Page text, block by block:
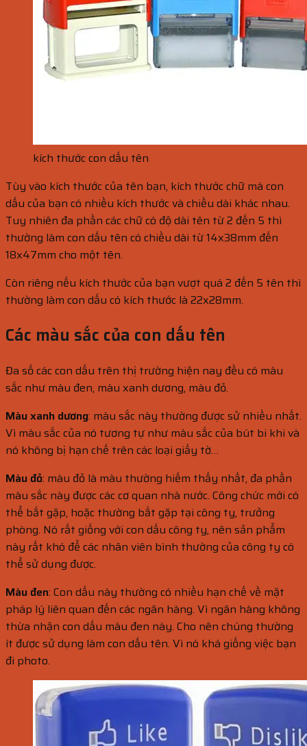
kích thước con dấu tên
Tùy vào kích thước của tên bạn, kích thước chữ mà con
dấu của bạn có nhiều kích thước và chiều dài khác nhau.
Tuy nhiên đa phần các chữ có độ dài tên từ 2 đến 5 thì
thường làm con dấu tên có chiều dài từ 14x38mm đến
18x47mm cho một tên.
Còn riêng nếu kích thước của bạn vượt quá 2 đến 5 tên thì
thường làm con dấu có kích thước là 22x28mm.
Các màu sắc của con dấu tên
Đa số các con dấu trên thị trường hiện nay đều có màu
sắc như màu đen, màu xanh dương, màu đỏ.
Màu xanh dương: màu sắc này thường được sử nhiều nhất.
Vì màu sắc của nó tương tự như màu sắc của bút bi khi và
nó không bị hạn chế trên các loại giấy tờ…
Màu đỏ: màu đỏ là màu thường hiếm thấy nhất, đa phần
màu sắc này được các cơ quan nhà nước. Công chức mới có
thể bắt gặp, hoặc thường bắt gặp tại công ty, trưởng
phòng. Nó rất giống với con dấu công ty, nên sản phẩm
này rất khó để các nhân viên bình thường của công ty có
thể sử dụng được.
Màu đen: Con dấu này thường có nhiều hạn chế về mặt
pháp lý liên quan đến các ngân hàng. Vì ngân hàng không
thừa nhận con dấu màu đen này. Cho nên chúng thường
ít được sử dụng làm con dấu tên. Vì nó khá giống việc bạn
đi photo.